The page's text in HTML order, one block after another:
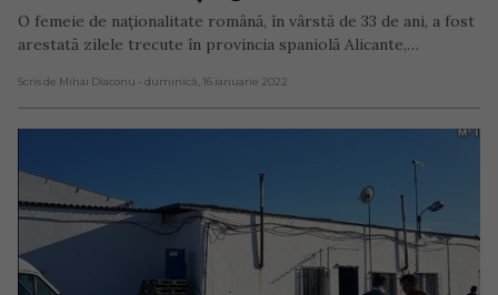
O femeie de naționalitate română, în vârstă de 33 de ani, a fost
arestată zilele trecute în provincia spaniolă Alicante,…
Scris de Mihai Diaconu - duminică, 16 ianuarie 2022